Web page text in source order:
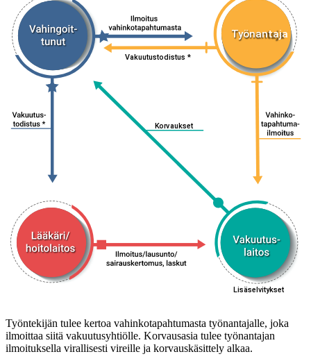
Työntekijän tulee kertoa vahinkotapahtumasta työnantajalle, joka
ilmoittaa siitä vakuutusyhtiölle. Korvausasia tulee työnantajan
ilmoituksella virallisesti vireille ja korvauskäsittely alkaa.